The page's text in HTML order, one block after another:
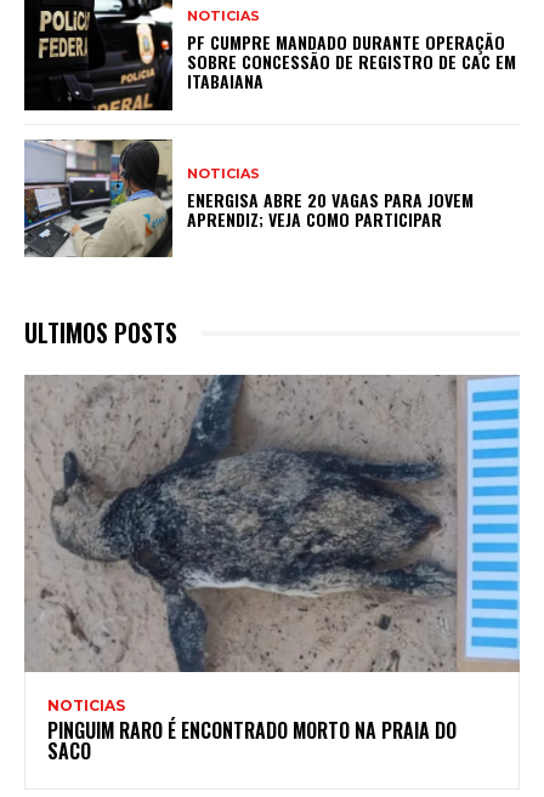
NOTICIAS
PF CUMPRE MANDADO DURANTE OPERAÇÃO
SOBRE CONCESSÃO DE REGISTRO DE CAC EM
ITABAIANA
NOTICIAS
ENERGISA ABRE 20 VAGAS PARA JOVEM
APRENDIZ; VEJA COMO PARTICIPAR
ULTIMOS POSTS
NOTICIAS
PINGUIM RARO É ENCONTRADO MORTO NA PRAIA DO
SACO